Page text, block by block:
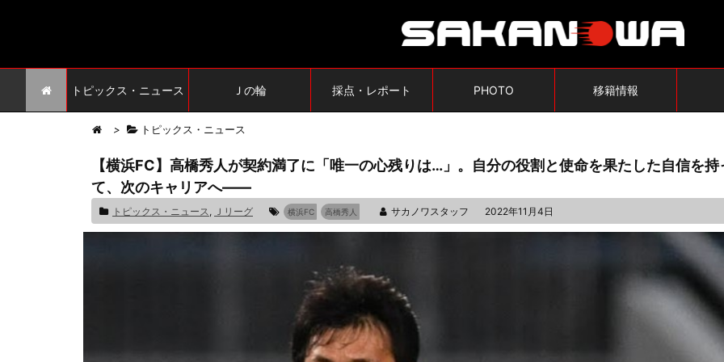
トピックス・ニュース Ｊの輪 採点・レポート PHOTO 移籍情報
> トピックス・ニュース
【横浜FC】高橋秀人が契約満了に「唯一の心残りは…」。自分の役割と使命を果たした自信を持
て、次のキャリアへ――
トピックス・ニュース, Ｊリーグ 横浜FC 高橋秀人 サカノワスタッフ 2022年11月4日